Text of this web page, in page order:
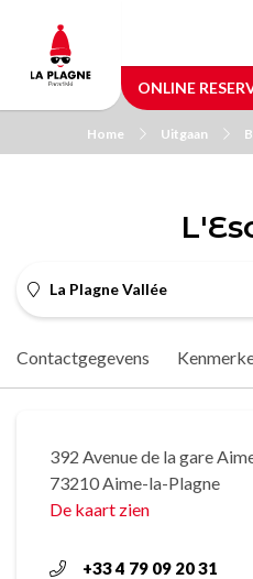
main
content
ONLINE
Home Uitgaan
La Plagne Vallée
Contactgegevens
392 Avenue de la gare
73210 Aime-la-Plagne
De kaart zien
+33 4 79 09 20 31